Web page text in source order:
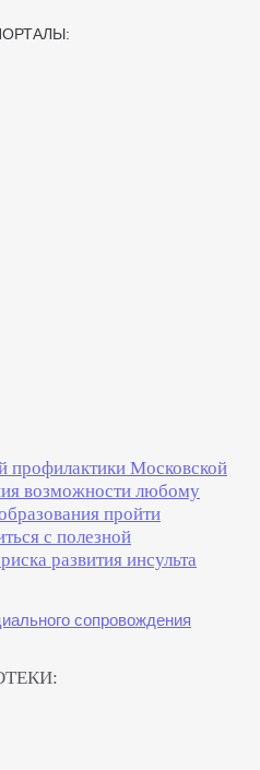
профилактики Московской
возможности любому
пройти
с полезной
развития инсульта
сопровождения